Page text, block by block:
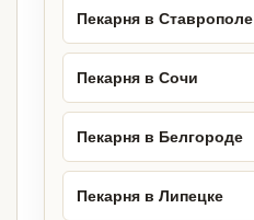
Пекарня в Ставрополе
Пекарня в Сочи
Пекарня в Белгороде
Пекарня в Липецке